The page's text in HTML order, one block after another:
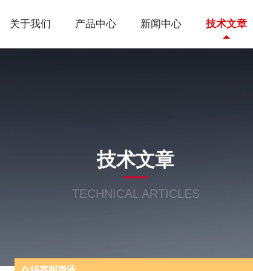
关于我们 产品中心 新闻中心 技术文章
技术文章
TECHNICAL ARTICLES